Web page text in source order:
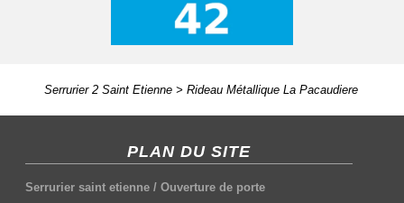
Serrurier 2 Saint Etienne> Rideau Métallique La Pacaudiere
PLAN DU SITE
Serrurier saint etienne /Ouverture de porte